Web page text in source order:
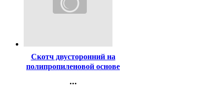
Скотч двусторонний на
полипропиленовой основе
(Ст.48)
...